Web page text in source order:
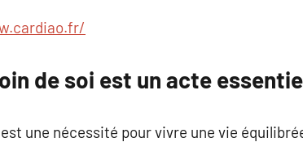
de soi est un acte
une nécessité pour vivre une vie